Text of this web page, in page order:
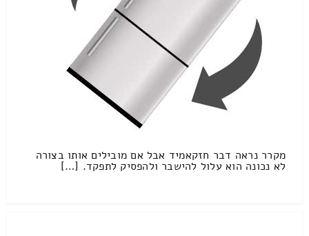
מקרר נראה דבר חזקאמיד אבל אם מובילים אותו בצורה
לא נכונה הוא עלול להישבר ולהפסיק לתפקד. […]